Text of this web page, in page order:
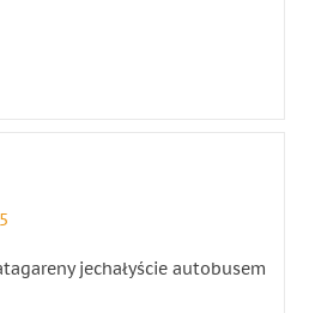
jechałyście autobusem